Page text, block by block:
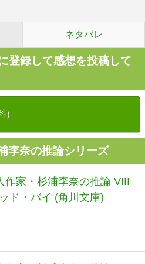
ネタバレ
登録して感想を投稿して
李奈の推論シリーズ
作家・杉浦李奈の推論 VIII
ド・バイ (角川文庫)